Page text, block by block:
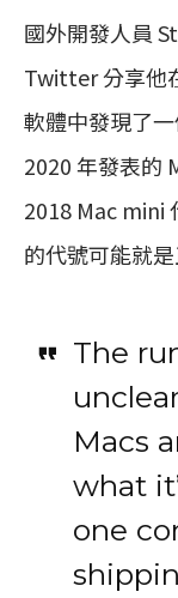
國外開發人員
Twitter 分享他
軟體中發現了
2020 年發表的
2018 Mac mini
的代號可能就
The
Macs
what
one